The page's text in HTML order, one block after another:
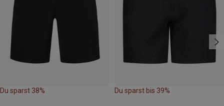
Du sparst 38% Du sparst bis 39%